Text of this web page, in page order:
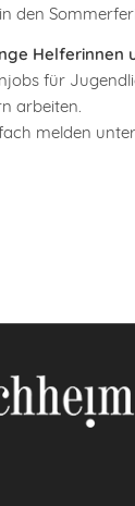
den
Helferinnen
für
arbeiten.
melden